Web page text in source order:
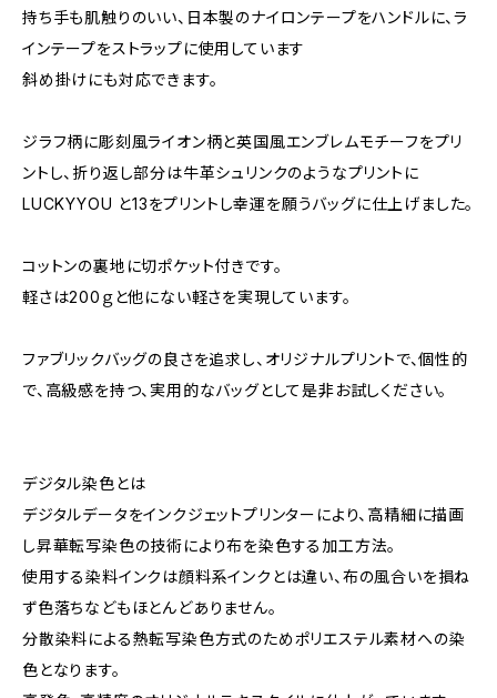
持ち手も肌触りのいい、日本製のナイロンテープをハンドルに、ラ
インテープをストラップに使用しています
斜め掛けにも対応できます。
ジラフ柄に彫刻風ライオン柄と英国風エンブレムモチーフをプリ
ントし、折り返し部分は牛革シュリンクのようなプリントに
LUCKYYOU と13をプリントし幸運を願うバッグに仕上げました。
コットンの裏地に切ポケット付きです。
軽さは200ｇと他にない軽さを実現しています。
ファブリックバッグの良さを追求し、オリジナルプリントで、個性的
で、高級感を持つ、実用的なバッグとして是非お試しください。
デジタル染色とは
デジタルデータをインクジェットプリンターにより、高精細に描画
し昇華転写染色の技術により布を染色する加工方法。
使用する染料インクは顔料系インクとは違い、布の風合いを損ね
ず色落ちなどもほとんどありません。
分散染料による熱転写染色方式のためポリエステル素材への染
色となります。